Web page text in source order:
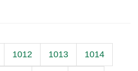
1012 1013 1014